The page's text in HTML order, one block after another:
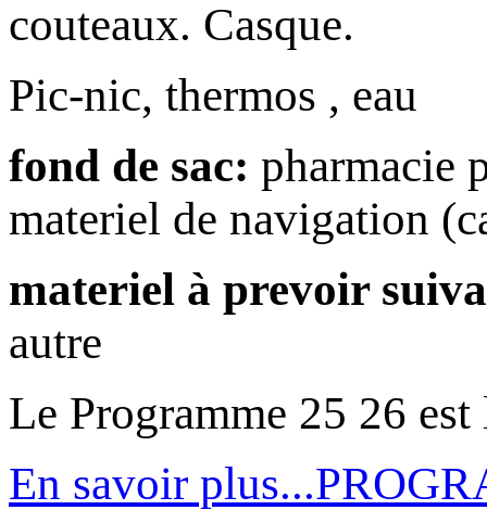
couteaux. Casque.
Pic-nic, thermos , eau
fond de sac: pharmacie
materiel de navigation
materiel à prevoir
autre
Le Programme 25 26
En savoir